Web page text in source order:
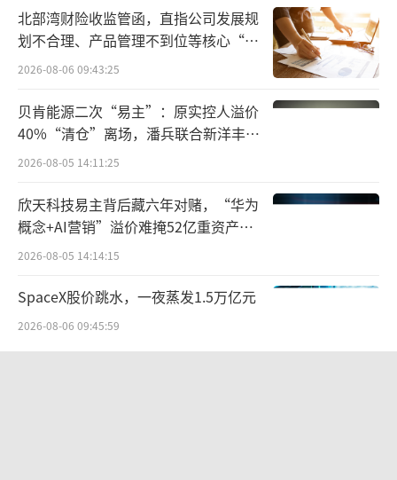
北部湾财险收监管函，直指公司发展规
划不合理、产品管理不到位等核心“痛
点”
2026-08-06 09:43:25
贝肯能源二次“易主”：原实控人溢价
40%“清仓”离场，潘兵联合新洋丰、
宏科百世拟入主
2026-08-05 14:11:25
欣天科技易主背后藏六年对赌，“华为
概念+AI营销”溢价难掩52亿重资产考
验
2026-08-05 14:14:15
SpaceX股价跳水，一夜蒸发1.5万亿元
2026-08-06 09:45:59